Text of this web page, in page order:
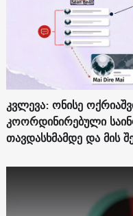
კვლევა: ონისე
კოორდინირებული
თავდასხმამდე და მის